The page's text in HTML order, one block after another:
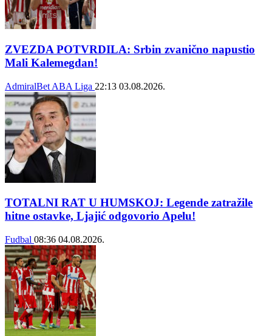
ZVEZDA POTVRDILA: Srbin zvanično napustio
Mali Kalemegdan!
AdmiralBet ABA Liga 22:13 03.08.2026.
TOTALNI RAT U HUMSKOJ: Legende zatražile
hitne ostavke, Ljajić odgovorio Apelu!
Fudbal 08:36 04.08.2026.